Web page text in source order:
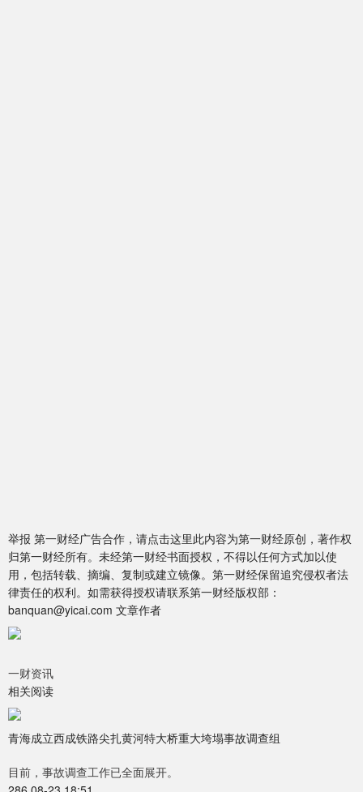
举报 第一财经广告合作，请点击这里此内容为第一财经原创，著作权
归第一财经所有。未经第一财经书面授权，不得以任何方式加以使
用，包括转载、摘编、复制或建立镜像。第一财经保留追究侵权者法
律责任的权利。如需获得授权请联系第一财经版权部：
banquan@yicai.com 文章作者
一财资讯
相关阅读
青海成立西成铁路尖扎黄河特大桥重大垮塌事故调查组
目前，事故调查工作已全面展开。